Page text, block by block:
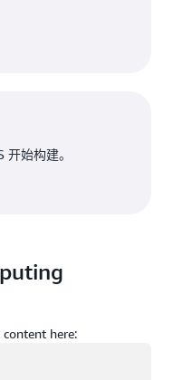
始构建。
here: